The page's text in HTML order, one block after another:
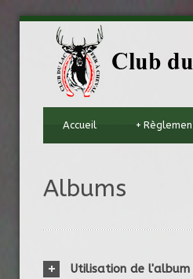
Accueil +
Albums
Utilisation de l'album